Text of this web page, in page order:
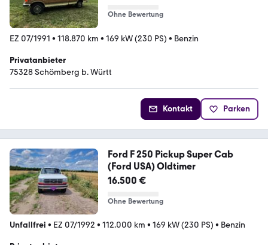
Ohne Bewertung
EZ 07/1991 • 118.870 km • 169 kW (230 PS) • Benzin
Privatanbieter
75328 Schömberg b. Württ
Kontakt Parken
Ford F 250 Pickup Super Cab
(Ford USA) Oldtimer
16.500 €
Ohne Bewertung
Unfallfrei • EZ 07/1992 • 112.000 km • 169 kW (230 PS) • Benzin